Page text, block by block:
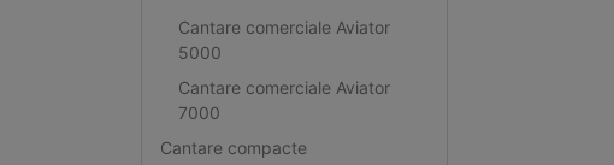
Cantare comerciale Aviator
5000
Cantare comerciale Aviator
7000
Cantare compacte